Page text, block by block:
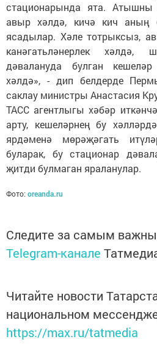
стационарында ята. Атышны
авыр хәлдә, кичә кич аның
ясадылар. Хәле тотрыксыз,
канәгатьләнерлек хәлдә,
дәвалануда булган кешеләр
хәлдә», - дип белдерде
саклау министры Анастасия
ТАСС агентлыгы хәбәр
арту, кешеләрнең бу
ярдәменә мөрәҗәгать
буларак, бу стационар
җитди булмаган яраланулар.
Фото: oreanda.ru
Следите за самым
Telegram-канале
Читайте новости
национальном
https://max.ru/tatmedia